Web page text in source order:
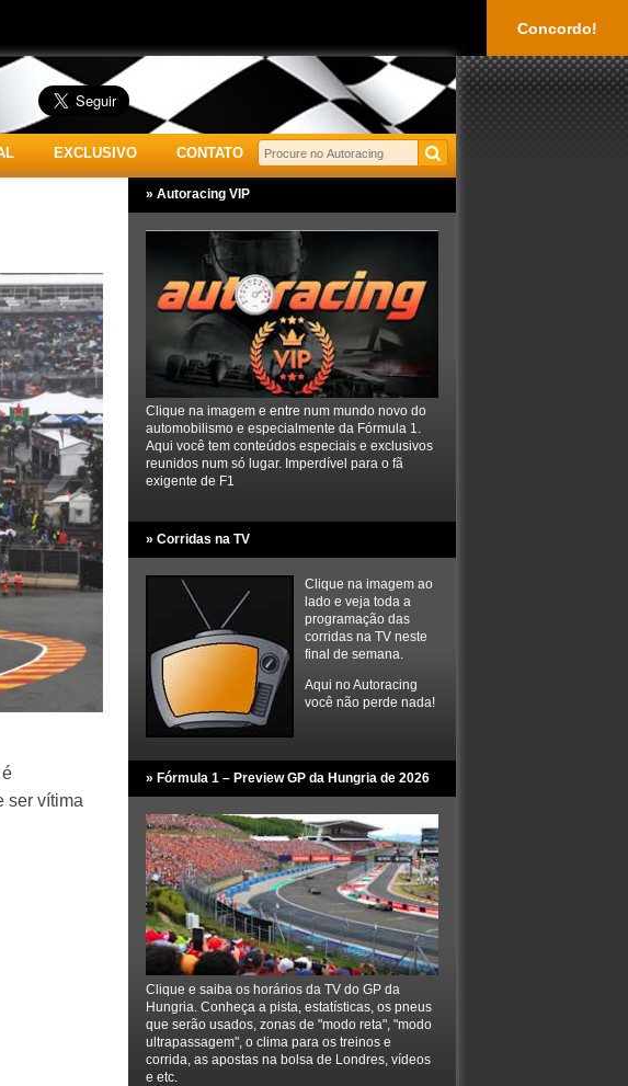
Concordo!
EXCLUSIVO CONTATO
ser vítima
» Autoracing VIP
Clique na imagem e entre num mundo novo do
automobilismo e especialmente da Fórmula 1.
Aqui você tem conteúdos especiais e exclusivos
reunidos num só lugar. Imperdível para o fã
exigente de F1
» Corridas na TV
Clique na imagem ao
lado e veja toda a
programação das
corridas na TV neste
final de semana.
Aqui no Autoracing
você não perde nada!
» Fórmula 1 – Preview GP da Hungria de 2026
Clique e saiba os horários da TV do GP da
Hungria. Conheça a pista, estatísticas, os pneus
que serão usados, zonas de "modo reta", "modo
ultrapassagem", o clima para os treinos e
corrida, as apostas na bolsa de Londres, vídeos
e etc.